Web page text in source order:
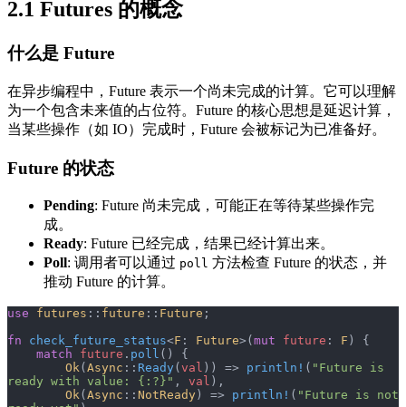
2.1 Futures 的概念
什么是 Future
在异步编程中，Future 表示一个尚未完成的计算。它可以理解
为一个包含未来值的占位符。Future 的核心思想是延迟计算，
当某些操作（如 IO）完成时，Future 会被标记为已准备好。
Future 的状态
Pending: Future 尚未完成，可能正在等待某些操作完
成。
Ready: Future 已经完成，结果已经计算出来。
Poll: 调用者可以通过 poll 方法检查 Future 的状态，并
推动 Future 的计算。
use futures :: future :: Future ;
fn check_future_status<F : Future>( mut future : F ) {
    match
future . poll () {
        Ok
( Async :: Ready ( val )) => println! ( "Future is
ready with value: {:?}" , val ),
        Ok
( Async :: NotReady ) => println! ( "Future is not